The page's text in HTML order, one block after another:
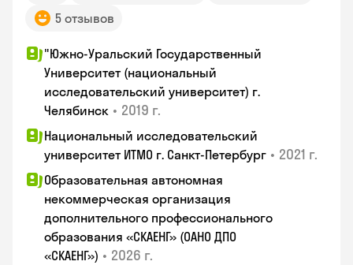
5 отзывов
"Южно-Уральский Государственный
Университет (национальный
исследовательский университет) г.
Челябинск • 2019 г.
Национальный исследовательский
университет ИТМО г. Санкт-Петербург • 2021 г.
Образовательная автономная
некоммерческая организация
дополнительного профессионального
образования «СКАЕНГ» (ОАНО ДПО
«СКАЕНГ») • 2026 г.